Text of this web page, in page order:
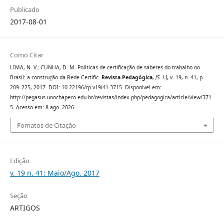
Publicado
2017-08-01
Como Citar
LIMA, N. V.; CUNHA, D. M. Políticas de certificação de saberes do trabalho no
Brasil: a construção da Rede Certific. Revista Pedagógica, [S. l.], v. 19, n. 41, p.
209–225, 2017. DOI: 10.22196/rp.v19i41.3715. Disponível em:
http://pegasus.unochapeco.edu.br/revistas/index.php/pedagogica/article/view/371
5. Acesso em: 8 ago. 2026.
Fomatos de Citação
Edição
v. 19 n. 41: Maio/Ago. 2017
Seção
ARTIGOS